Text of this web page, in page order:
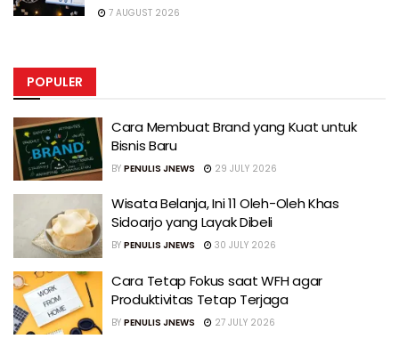
7 AUGUST 2026
POPULER
Cara Membuat Brand yang Kuat untuk
Bisnis Baru
BY PENULIS JNEWS 29 JULY 2026
Wisata Belanja, Ini 11 Oleh-Oleh Khas
Sidoarjo yang Layak Dibeli
BY PENULIS JNEWS 30 JULY 2026
Cara Tetap Fokus saat WFH agar
Produktivitas Tetap Terjaga
BY PENULIS JNEWS 27 JULY 2026